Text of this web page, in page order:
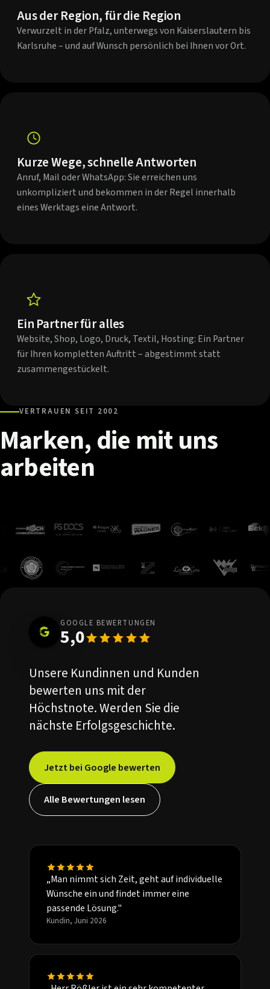
Aus der Region, für die Region
Verwurzelt in der Pfalz, unterwegs von Kaiserslautern bis
Karlsruhe – und auf Wunsch persönlich bei Ihnen vor Ort.
Kurze Wege, schnelle Antworten
Anruf, Mail oder WhatsApp: Sie erreichen uns
unkompliziert und bekommen in der Regel innerhalb
eines Werktags eine Antwort.
Ein Partner für alles
Website, Shop, Logo, Druck, Textil, Hosting: Ein Partner
für Ihren kompletten Auftritt – abgestimmt statt
zusammengestückelt.
VERTRAUEN SEIT 2002
Marken,die mituns
arbeiten
GOOGLE BEWERTUNGEN
5,0
Unsere Kundinnen und Kunden
bewerten uns mit der
Höchstnote. Werden Sie die
nächste Erfolgsgeschichte.
Jetzt bei Google bewerten
Alle Bewertungen lesen
„Man nimmt sich Zeit, geht auf individuelle
Wünsche ein und findet immer eine
passende Lösung."
Kundin, Juni 2026